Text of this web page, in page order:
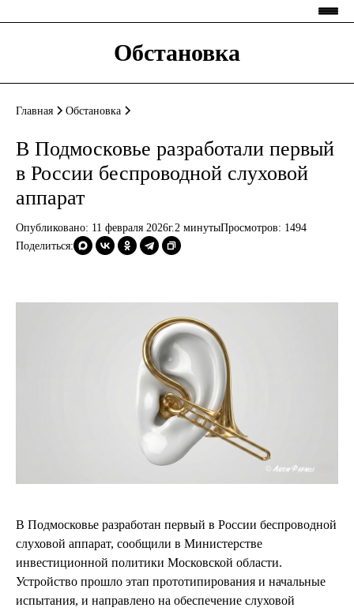
Обстановка
Главная Обстановка
В Подмосковье разработали первый
в России беспроводной слуховой
аппарат
Опубликовано: 11 февраля 2026г.2 минутыПросмотров: 1494
Поделиться:
В Подмосковье разработан первый в России беспроводной
слуховой аппарат, сообщили в Министерстве
инвестиционной политики Московской области.
Устройство прошло этап прототипирования и начальные
испытания, и направлено на обеспечение слуховой